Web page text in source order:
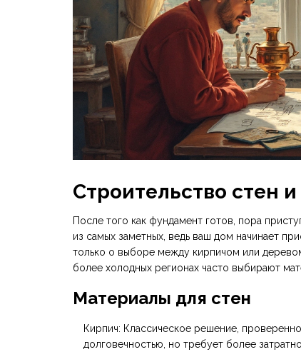
Строительство стен
После того как фундамент готов, пора
из самых заметных, ведь ваш дом начинает
только о выборе между кирпичом или
более холодных регионах часто выбирают
Материалы для стен
Кирпич: Классическое решение,
долговечностью, но требует более